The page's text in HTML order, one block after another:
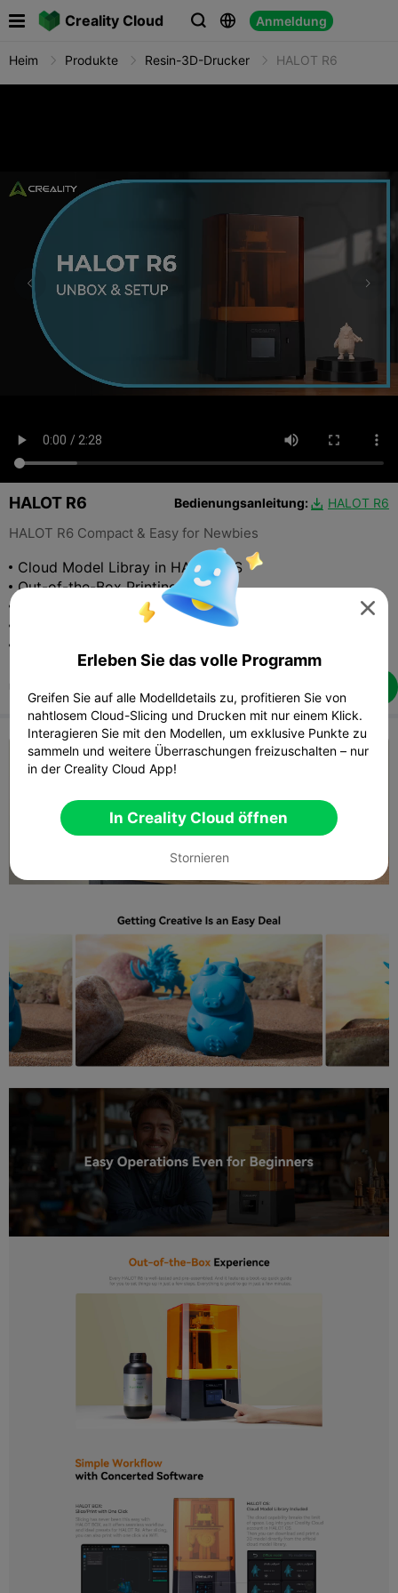
Creality Cloud   Anmeldung

Heim Produkte Resin-3D-Drucker HALOT R6
HALOT R6 Bedienungsanleitung:  HALOT R6
HALOT R6 Compact & Easy for Newbies
Cloud Model Libray in HALOT OS
Out-of-the-Box Printing
Super Compact Size
Stable Z-axis, Less Wobbling

Erleben Sie das volle Programm
Greifen Sie auf alle Modelldetails zu, profitieren Sie von
nahtlosem Cloud-Slicing und Drucken mit nur einem Klick.
Interagieren Sie mit den Modellen, um exklusive Punkte zu
sammeln und weitere Überraschungen freizuschalten – nur
in der Creality Cloud App!
In Creality Cloud öffnen
Stornieren